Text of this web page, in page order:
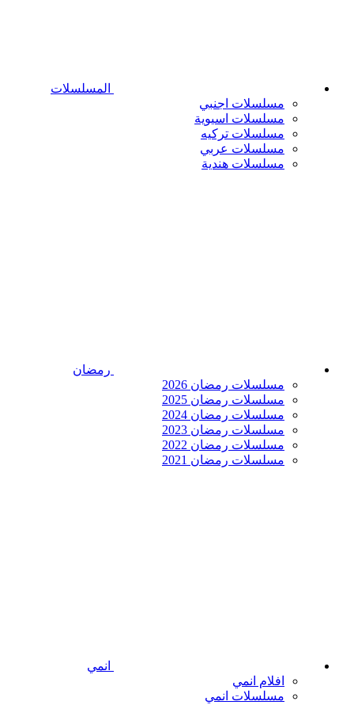
المسلسلات
مسلسلات اجنبي
مسلسلات اسيوية
مسلسلات تركيه
مسلسلات عربي
مسلسلات هندية
رمضان
مسلسلات رمضان 2026
مسلسلات رمضان 2025
مسلسلات رمضان 2024
مسلسلات رمضان 2023
مسلسلات رمضان 2022
مسلسلات رمضان 2021
انمي
افلام انمي
مسلسلات انمي